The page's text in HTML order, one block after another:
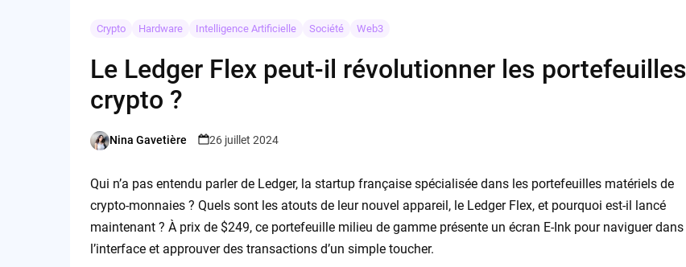
Crypto Hardware Intelligence Artificielle Société Web3
Le Ledger Flex peut-il révolutionner les portefeuilles
crypto ?
Posted
Nina Gavetière 26 juillet 2024
Qui n’a pas entendu parler de Ledger, la startup française spécialisée dans les portefeuilles matériels de
crypto-monnaies ? Quels sont les atouts de leur nouvel appareil, le Ledger Flex, et pourquoi est-il lancé
maintenant ? À prix de $249, ce portefeuille milieu de gamme présente un écran E-Ink pour naviguer dans
l’interface et approuver des transactions d’un simple toucher.